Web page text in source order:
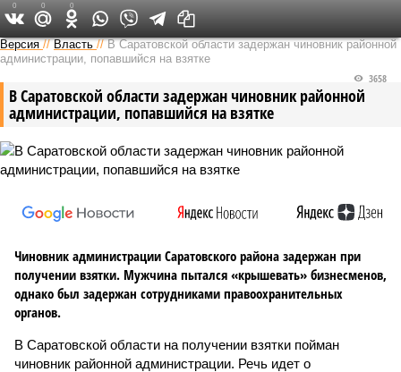
Версия в Саратове
Версия //Власть //В Саратовской области задержан чиновник районной
администрации, попавшийся на взятке
В Саратовской области задержан чиновник районной
администрации, попавшийся на взятке
3658
Чиновник администрации Саратовского района задержан при
получении взятки. Мужчина пытался «крышевать» бизнесменов,
однако был задержан сотрудниками правоохранительных
органов.
В Саратовской области на получении взятки пойман
чиновник районной администрации. Речь идет о
0 0 0